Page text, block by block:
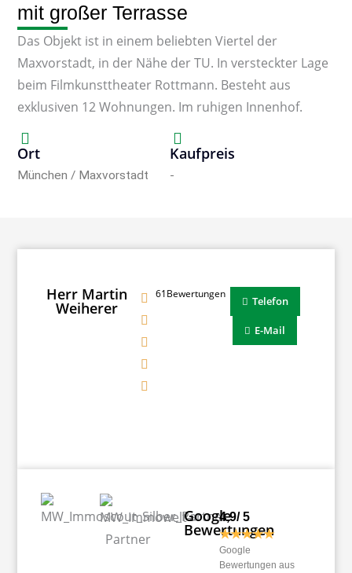
mit großer Terrasse
Das Objekt ist in einem beliebten Viertel der
Maxvorstadt, in der Nähe der TU. In versteckter Lage
beim Filmkunsttheater Rottmann. Besteht aus
exklusiven 12 Wohnungen. Im ruhigen Innenhof.
Ort
München / Maxvorstadt
Kaufpreis
-
Herr Martin
Weiherer
61Bewertungen
Telefon
E-Mail
Google
Bewertungen
4,9/ 5
★★★★★
Google
Bewertungen aus